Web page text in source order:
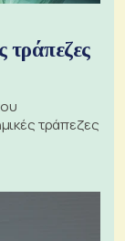
τράπεζες
τράπεζες